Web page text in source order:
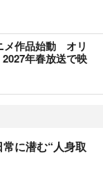
メ作品始動 オリ
年春放送で映
に潜む“人身取